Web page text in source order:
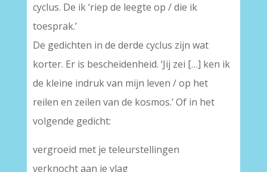
cyclus. De ik ‘riep de leegte op / die ik
toesprak.’
De gedichten in de derde cyclus zijn wat
korter. Er is bescheidenheid. ‘Jij zei […] ken ik
de kleine indruk van mijn leven / op het
reilen en zeilen van de kosmos.’ Of in het
volgende gedicht:
vergroeid met je teleurstellingen
verknocht aan je vlag